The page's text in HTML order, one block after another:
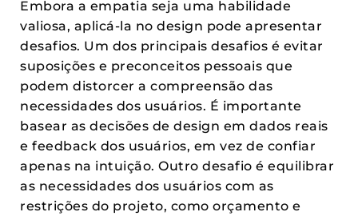
Embora a empatia seja uma habilidade
valiosa, aplicá-la no design pode apresentar
desafios. Um dos principais desafios é evitar
suposições e preconceitos pessoais que
podem distorcer a compreensão das
necessidades dos usuários. É importante
basear as decisões de design em dados reais
e feedback dos usuários, em vez de confiar
apenas na intuição. Outro desafio é equilibrar
as necessidades dos usuários com as
restrições do projeto, como orçamento e